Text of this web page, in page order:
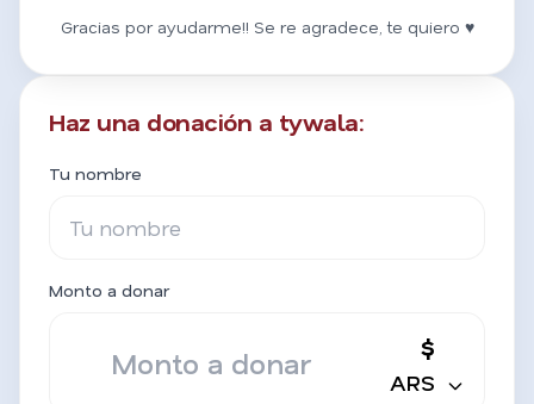
Gracias por ayudarme!! Se re agradece, te quiero ♥
Haz una donación a tywala:
Tu nombre
Monto a donar
$
ARS